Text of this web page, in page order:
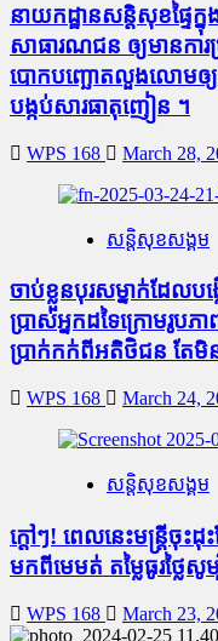
នាយកដ្ឋានសន្តិសុខផ្ទៃ
សាធារណជន ឲ្យមានកា
បោកបញ្ឆោតលួងលោមឲ្
បង្កប់សារធាតុញៀន ។
WPS 168 March 28,
សន្តិសុខសង្គម
ចាប់ខ្លួនបុរសម្នាក់ដែលប
ប្រាស់អ្នកដទៃក្រោមរូប
ប្រាក់កក់ពីអតិថិជន តែ
WPS 168 March 24,
សន្តិសុខសង្គម
ក្តៅៗ! ពេលនេះមន្រ្តីចុះ
មកពីមេមត់ តម្លៃធូរថ្ល
WPS 168 March 23,